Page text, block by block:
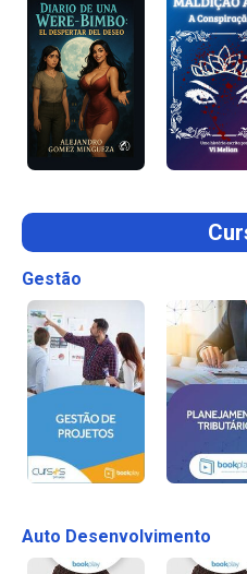
Gestão
Auto Desenvolvimento